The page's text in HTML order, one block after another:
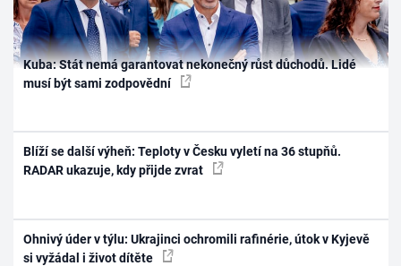
Kuba: Stát nemá garantovat nekonečný růst důchodů. Lidé
musí být sami zodpovědní
Blíží se další výheň: Teploty v Česku vyletí na 36 stupňů.
RADAR ukazuje, kdy přijde zvrat
Ohnivý úder v týlu: Ukrajinci ochromili rafinérie, útok v Kyjevě
si vyžádal i život dítěte